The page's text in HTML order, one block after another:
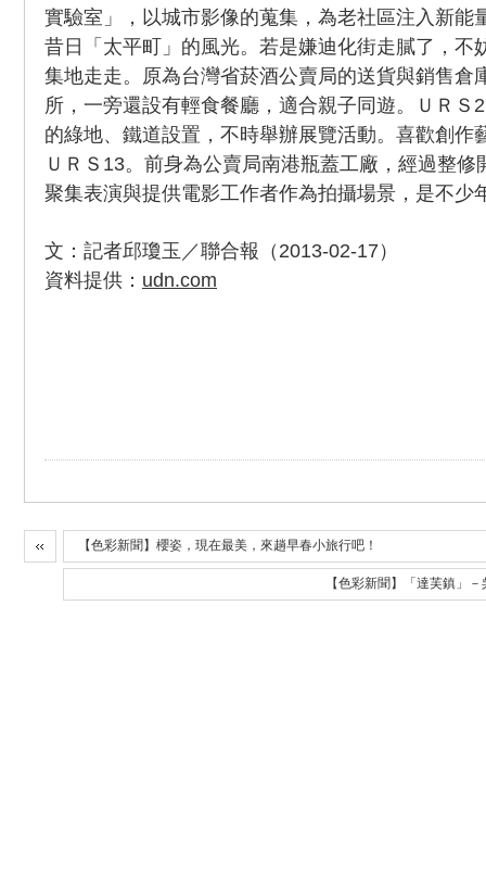
實驗室」，以城市影像的蒐集，為老社區注入新能
昔日「太平町」的風光。若是嫌迪化街走膩了，不
集地走走。原為台灣省菸酒公賣局的送貨與銷售倉
所，一旁還設有輕食餐廳，適合親子同遊。ＵＲＳ
的綠地、鐵道設置，不時舉辦展覽活動。喜歡創作
ＵＲＳ13。前身為公賣局南港瓶蓋工廠，經過整
聚集表演與提供電影工作者作為拍攝場景，是不少
文：記者邱瓊玉／聯合報（2013-02-17）
資料提供： udn.com
【色彩新聞】櫻姿，現在最美，來趟早春小旅行吧！
【色彩新聞】「達芙鎮」